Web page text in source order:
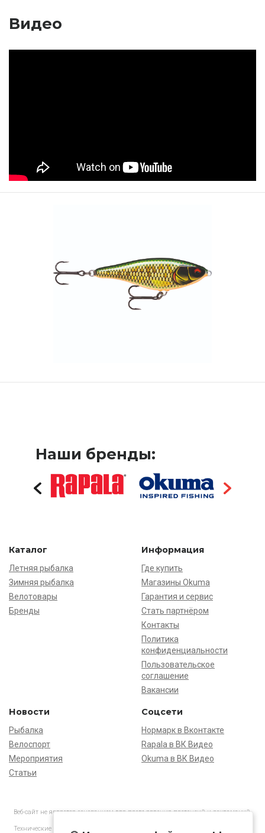
Видео
Наши бренды:
Каталог
Летняя рыбалка
Зимняя рыбалка
Велотовары
Бренды
Информация
Где купить
Магазины Okuma
Гарантия и сервис
Стать партнёром
Контакты
Политика
конфиденциальности
Пользовательское
соглашение
Вакансии
Новости
Рыбалка
Велоспорт
Мероприятия
Статьи
Соцсети
Нормарк в Вконтакте
Rapala в ВК Видео
Okuma в ВК Видео
Веб-сайт не является основанием для предъявления претензий и рекламаций,
Технические характеристики товаров могут отличаться от указанных на сайте.